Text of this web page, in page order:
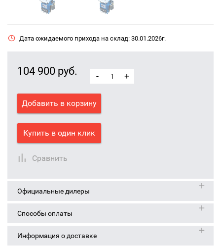
Дата ожидаемого прихода на склад: 30.01.2026г.
104 900 руб. - +
Добавить в корзину
Купить в один клик
Сравнить
Официальные дилеры
Способы оплаты
Информация о доставке